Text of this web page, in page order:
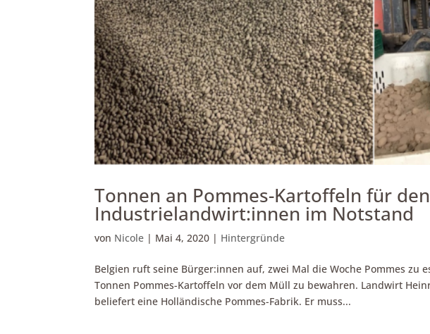
Tonnen an Pommes-Kartoffeln für
Industrielandwirt:innen im Notstand
von Nicole | Mai 4, 2020 | Hintergründe
Belgien ruft seine Bürger:innen auf, zwei Mal die Woche Pommes zu
Tonnen Pommes-Kartoffeln vor dem Müll zu bewahren. Landwirt
beliefert eine Holländische Pommes-Fabrik. Er muss...